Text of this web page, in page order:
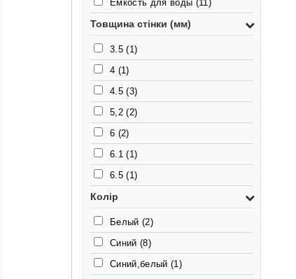
Емкость для воды (11)
Товщина стінки (мм)
3.5(1)
4 (1)
4.5(3)
5,2(2)
6 (2)
6.1(1)
6.5(1)
Колір
Белый (2)
Синий (8)
Синий,белый (1)